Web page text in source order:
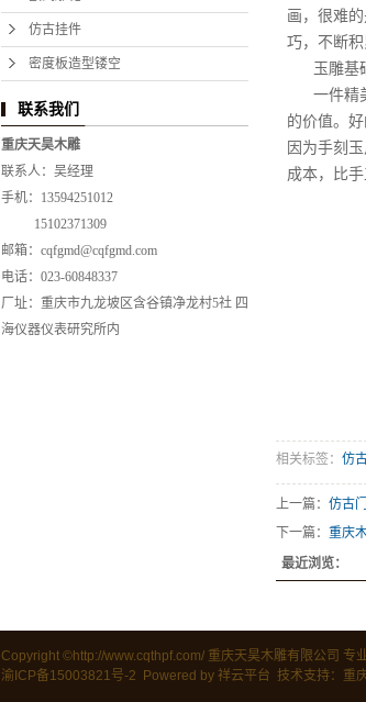
仿古挂件
密度板造型镂空
联系我们
重庆天昊木雕
联系人：吴经理
手机：13594251012
15102371309
邮箱：cqfgmd@cqfgmd.com
电话：023-60848337
厂址：重庆市九龙坡区含谷镇净龙村5社 四
海仪器仪表研究所内
画，很难
巧，不断
玉雕基
一件精
的价值。
因为手刻
成本，比
相关标签： 仿
上一篇： 仿古
下一篇： 重庆
最近浏览：
Copyright ©http://www.cqthpf.com/ 重庆天昊木雕有限公司 专
渝ICP备15003821号-2 Powered by 祥云平台 技术支持： 重